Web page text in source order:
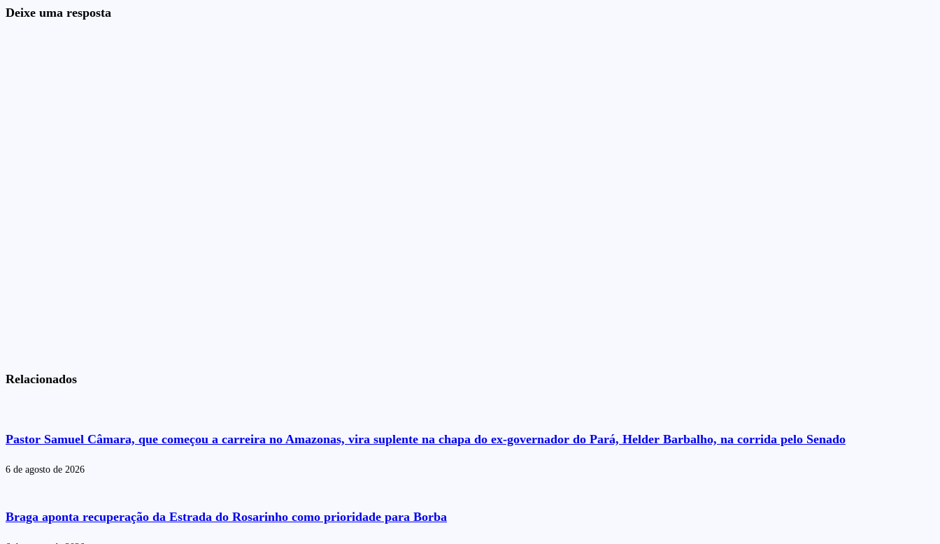
Deixe uma resposta
Relacionados
Pastor Samuel Câmara, que começou a carreira no Amazonas, vira suplente na chapa do ex-governador do Pará, Helder Barbalho, na corrida pelo Senado
6 de agosto de 2026
Braga aponta recuperação da Estrada do Rosarinho como prioridade para Borba